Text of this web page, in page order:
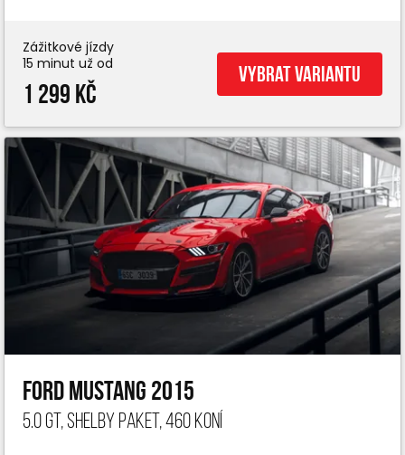
Zážitkové jízdy
15 minut už od
1 299 Kč
Vybrat variantu
Ford Mustang 2015
5.0 GT, Shelby paket, 460 koní